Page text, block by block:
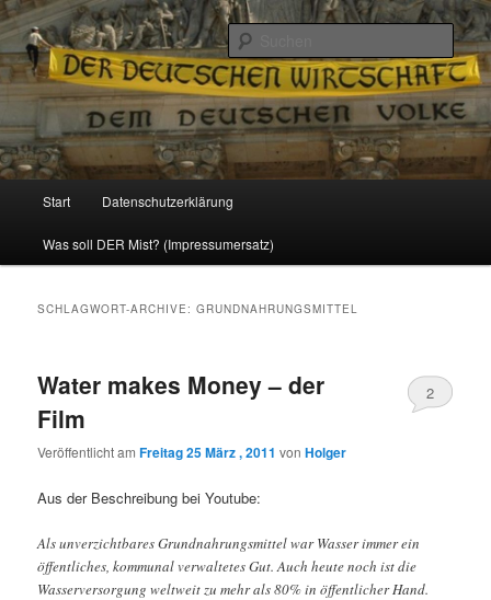
Reizzentrum
Politik, Wirtschaft, Soziales und Gesellschaft
Zum
Inhalt
Zum
sekundären
Start Datenschutzerklärung
Was soll DER Mist? (Impressumersatz)
SCHLAGWORT-ARCHIVE:GRUNDNAHRUNGSMITTEL
Water makes Money – der
Film
Veröffentlicht amFreitag 25 März , 2011 vonHolger
2
Aus der Beschreibung bei Youtube:
Als unverzichtbares Grundnahrungsmittel war Wasser immer ein
öffentliches, kommunal verwaltetes Gut. Auch heute noch ist die
Wasserversorgung weltweit zu mehr als 80% in öffentlicher Hand.